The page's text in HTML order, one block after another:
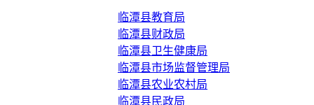
临潭县教育局
临潭县财政局
临潭县卫生健康局
临潭县市场监督管理局
临潭县农业农村局
临潭县民政局